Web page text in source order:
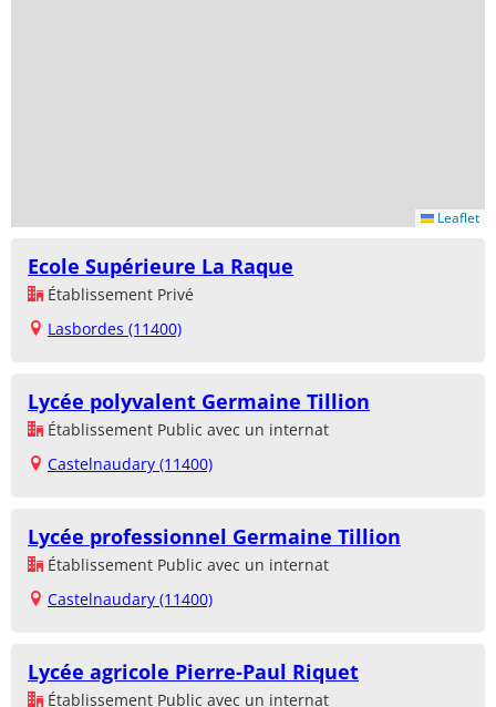
Leaflet
Ecole Supérieure La Raque
Établissement Privé
Lasbordes (11400)
Lycée polyvalent Germaine Tillion
Établissement Public avec un internat
Castelnaudary (11400)
Lycée professionnel Germaine Tillion
Établissement Public avec un internat
Castelnaudary (11400)
Lycée agricole Pierre-Paul Riquet
Établissement Public avec un internat